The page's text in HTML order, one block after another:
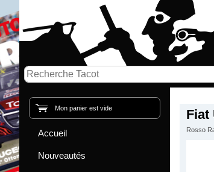
Fiat
Rosso
Mon panier est vide
Accueil
Nouveautés